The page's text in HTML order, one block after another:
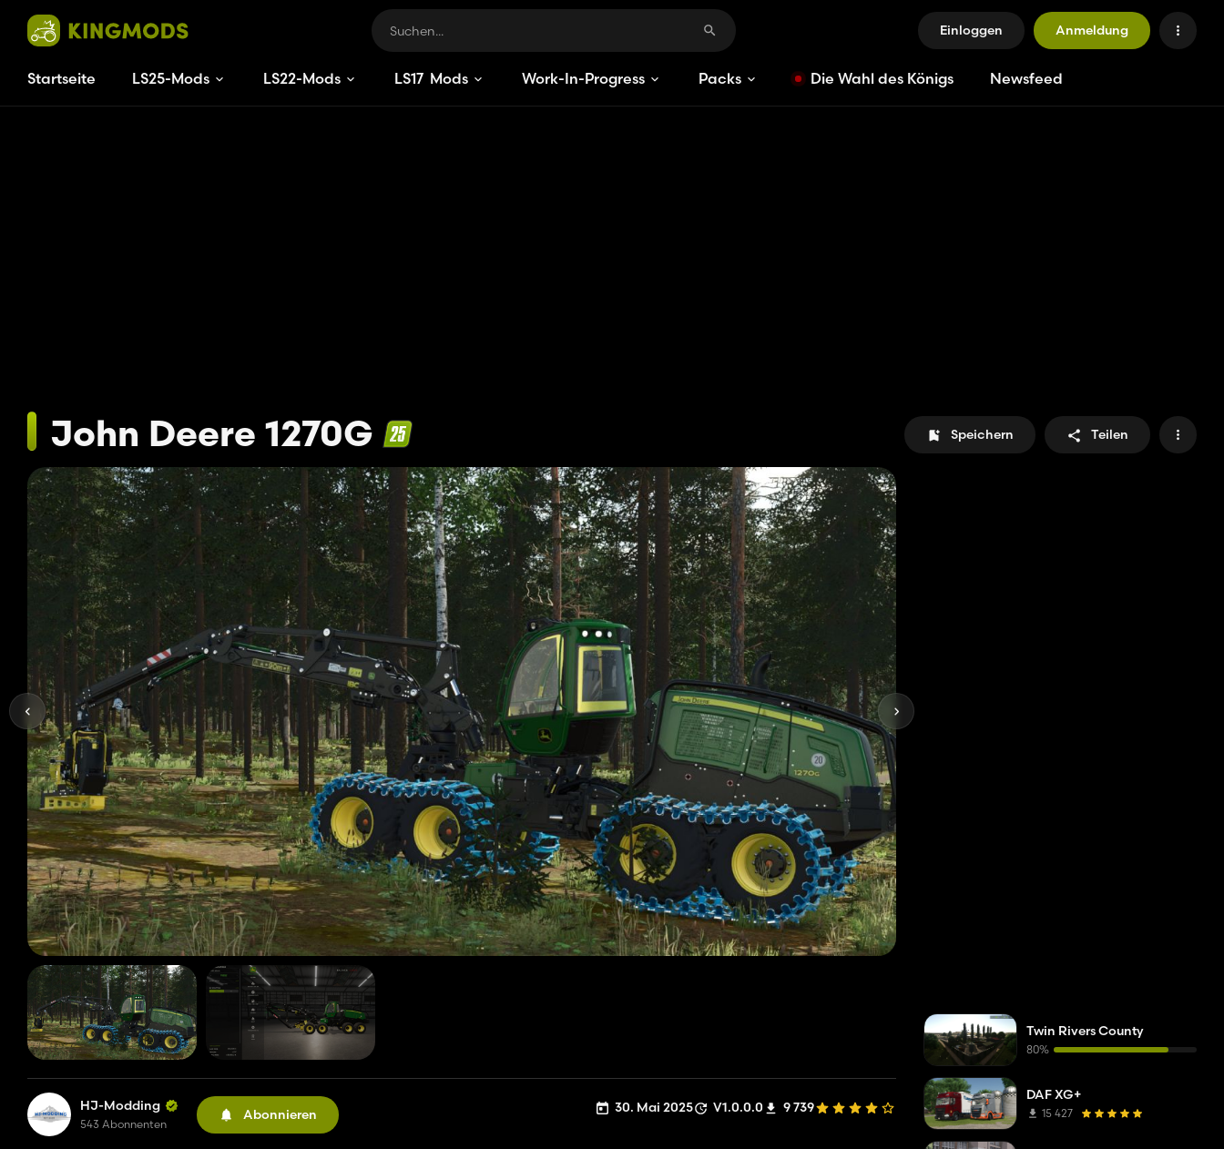
Einloggen Anmeldung
Startseite LS25-Mods LS22-Mods LS17 Mods Work-In-Progress Packs Die Wahl des Königs Newsfeed
John Deere 1270G Speichern Teilen
HJ-Modding
543 Abonnenten
Abonnieren 30. Mai 2025 V1.0.0.0 9 739
Twin Rivers County
80%
DAF XG+
15 427